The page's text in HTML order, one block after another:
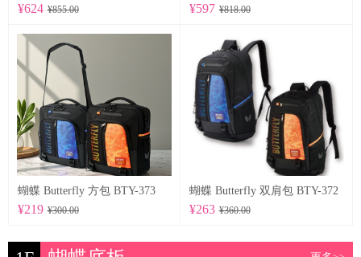
¥624 ¥855.00 ¥597 ¥818.00
蝴蝶 Butterfly 方包 BTY-373
¥219 ¥300.00
蝴蝶 Butterfly 双肩包 BTY-372
¥263 ¥360.00